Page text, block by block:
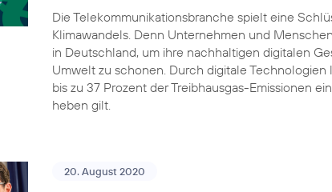
Die Telekommunikationsbranche spielt eine
Klimawandels. Denn Unternehmen und
in Deutschland, um ihre nachhaltigen digitalen
Umwelt zu schonen. Durch digitale
bis zu 37 Prozent der Treibhausgas-Emissionen
heben gilt.
20. August 2020